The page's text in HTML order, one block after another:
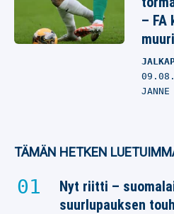
– FA
JANNE
TÄMÄN HETKEN
Nyt riitti –
suurlupauksen